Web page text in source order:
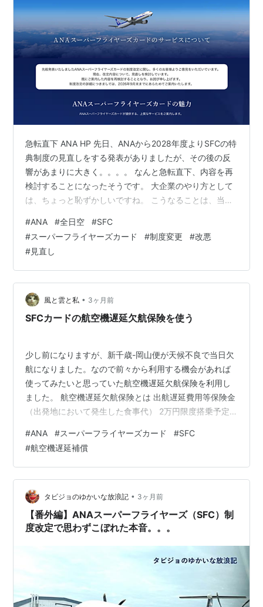
急転直下 ANA HP 先日、ANAから2028年度よりSFCの特
典制度の見直しをする発表がありましたが、その後の反
響があまりに大きく。。。。 なんと急転直下、内容を再
検討することになったそうです。 大企業のやり方として
は、ちょっと恥ずかしいですね。 こうなることは、当初
のSFC会員でも、前年にANAカードで年300万円以上の
決済をしないと、2028年度からANA LOUNGEにすら入
れなくなるという改悪ですから、これはかなり不満が出
ていたことは否めません。 youtu.be すでにSFC会員を辞
めてしまった人も多数おられるようです。 そもそ…
#ANA #全日空 #SFC
#スーパーフライヤーズカード #制度変更 #改悪
#見直し
風と雲と私 • 3ヶ月前
SFCカードの航空機遅延欠航保険を使う
少し前になりますが、新千歳-岡山便が天候不良で当日欠
航になりました。なので前々から利用する機会があれば
使ってみたいと思っていた航空機遅延欠航保険を利用し
ました。 航空機遅延欠航保険とは 出航遅延費用等保険金
（出発地において発生した食事代） 2万円限度搭乗予定
は搭乗予約受付業務のかしによる搭乗不能が生じたこと
により、出航予定時刻から4時間以内代替便を利用できな
かった場合に、1回の遅延等につき出航遅延費用等保険金
額を限度として、当該航空便またはその代替便が利用可
能になるまでの間に負担した食事代金をお支払いしま
す。 ※ホテル等客室料はお支払いの対象…
#ANA #スーパーフライヤーズカード #SFC
#航空機遅延補償
タビジョのゆかいな放浪記 • 3ヶ月前
【番外編】ANAスーパーフライヤーズ（SFC）制
度改定で思わずこぼれた本音。。。